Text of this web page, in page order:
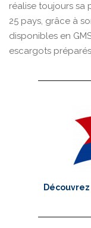
réalise toujours sa
25 pays, grâce à
disponibles en
escargots